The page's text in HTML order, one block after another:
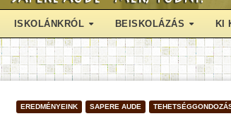
ISKOLÁNKRÓL BEISKOLÁZÁS KI
EREDMÉNYEINK SAPERE AUDE